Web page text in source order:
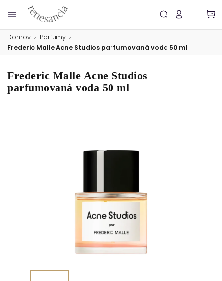
Domov / Parfumy /
Frederic Malle Acne Studios parfumovaná voda 50 ml
Frederic Malle Acne Studios
parfumovaná voda 50 ml